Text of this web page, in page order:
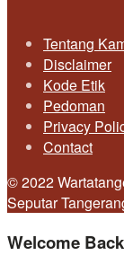
Tentang
Disclaimer
Kode Etik
Pedoman
Privacy
Contact
© 2022
Seputar
Welcome